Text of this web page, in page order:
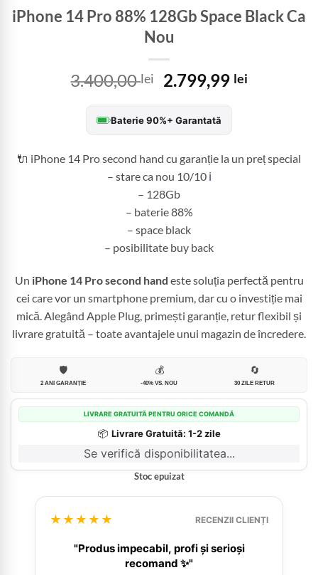
iPhone 14 Pro 88% 128Gb Space Black Ca
Nou
3.400,00lei
Prețul
a
fost:
2.799,99 leiPrețul
Baterie 90%+ Garantată
🔌 iPhone 14 Pro second hand cu garanție la un preț special
– stare ca nou 10/10 ℹ️
– 128Gb
– baterie 88%
– space black
– posibilitate buy back
Un iPhone 14 Pro second hand este soluția perfectă pentru
cei care vor un smartphone premium, dar cu o investiție mai
mică. Alegând Apple Plug, primești garanție, retur flexibil și
livrare gratuită – toate avantajele unui magazin de încredere.
🛡️
2 ANI GARANȚIE
💰
-40% VS. NOU
🔄
30 ZILE RETUR
LIVRARE GRATUITĂ PENTRU ORICE COMANDĂ
📦 Livrare Gratuită: 1-2 zile
Se verifică disponibilitatea...
Stoc epuizat
★★★★★ RECENZII CLIENȚI
"Produs impecabil, profi și serioși
recomand ✨"